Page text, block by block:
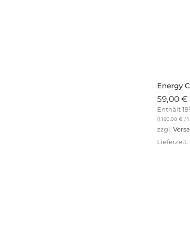
Energy
59,00 €
Enthält
(1.180,00 € /
zzgl.
Lieferzeit: